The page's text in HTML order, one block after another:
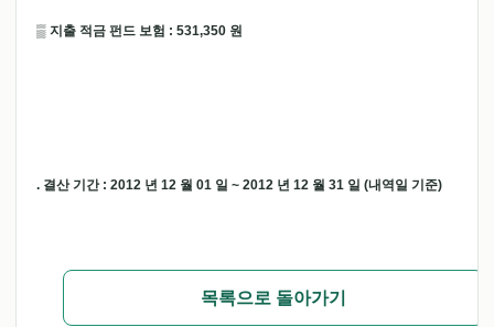
▒ 지출 적금 펀드 보험 : 531,350 원
. 결산 기간 : 2012 년 12 월 01 일 ~ 2012 년 12 월 31 일 (내역일 기준)
목록으로 돌아가기